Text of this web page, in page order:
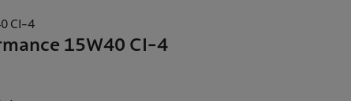
15W40 CI-4